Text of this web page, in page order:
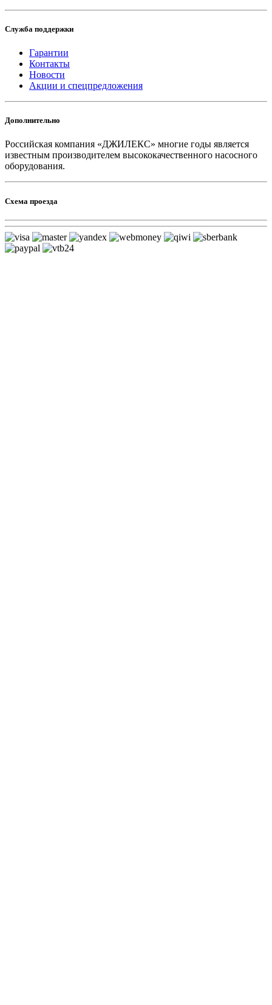
Служба поддержки
Гарантии
Контакты
Новости
Акции и спецпредложения
Дополнительно
Российская компания «ДЖИЛЕКС» многие годы является
известным производителем высококачественного насосного
оборудования.
Схема проезда